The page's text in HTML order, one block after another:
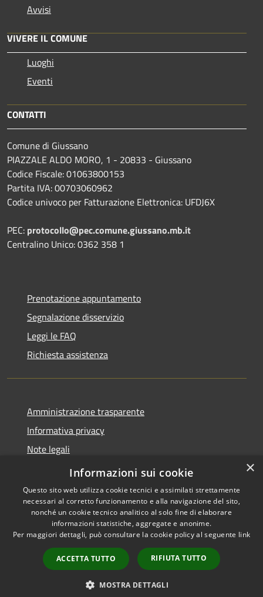
Avvisi
VIVERE IL COMUNE
Luoghi
Eventi
CONTATTI
Comune di Giussano
PIAZZALE ALDO MORO, 1 - 20833 - Giussano
Codice Fiscale: 01063800153
Partita IVA: 00703060962
Codice univoco per Fatturazione Elettronica: UFDJ6X
PEC: protocollo@pec.comune.giussano.mb.it
Centralino Unico: 0362 358 1
Prenotazione appuntamento
Segnalazione disservizio
Leggi le FAQ
Richiesta assistenza
Amministrazione trasparente
Informativa privacy
Note legali
Dichiarazione di accessibilità
Accessibilità
Copyright © 2026 • Comune di
Giussano • Powered by
Municipium•
Accesso
redazione
×
Informazioni sui cookie
Questo sito web utilizza cookie tecnici e assimilati strettamente
necessari al corretto funzionamento e alla navigazione del sito,
nonché un cookie tecnico analitico al solo fine di elaborare
informazioni statistiche, aggregate e anonime.
Per maggiori dettagli, può consultare la cookie policy al seguente link
ACCETTA TUTTO RIFIUTA TUTTO
MOSTRA DETTAGLI